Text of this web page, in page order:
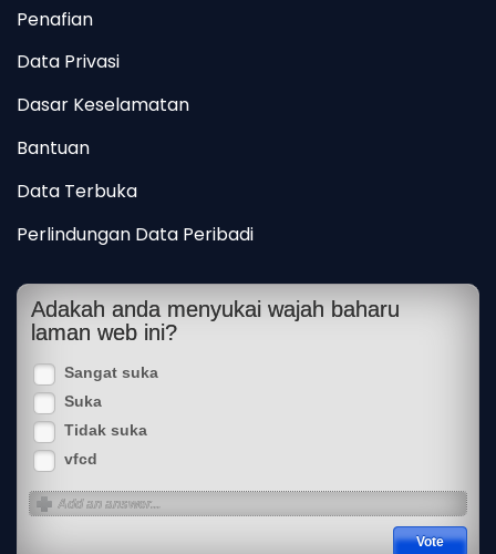
Penafian
Data Privasi
Dasar Keselamatan
Bantuan
Data Terbuka
Perlindungan Data Peribadi
Adakah anda menyukai wajah baharu
laman web ini?
Sangat suka
Suka
Tidak suka
vfcd